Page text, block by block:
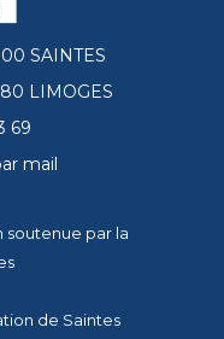
SAINTES
LIMOGES
69
mail
soutenue par la
de Saintes